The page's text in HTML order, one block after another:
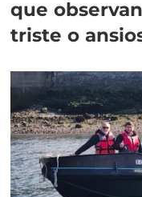
que
triste o